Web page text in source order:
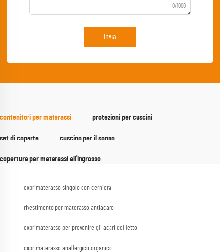
0/1000
Invia
contenitori per materassi protezioni per cuscini
set di coperte cuscino per il sonno
coperture per materassi all'ingrosso
coprimaterasso singolo con cerniera
rivestimento per materasso antiacaro
coprimaterasso per prevenire gli acari del letto
coprimaterasso anallergico organico